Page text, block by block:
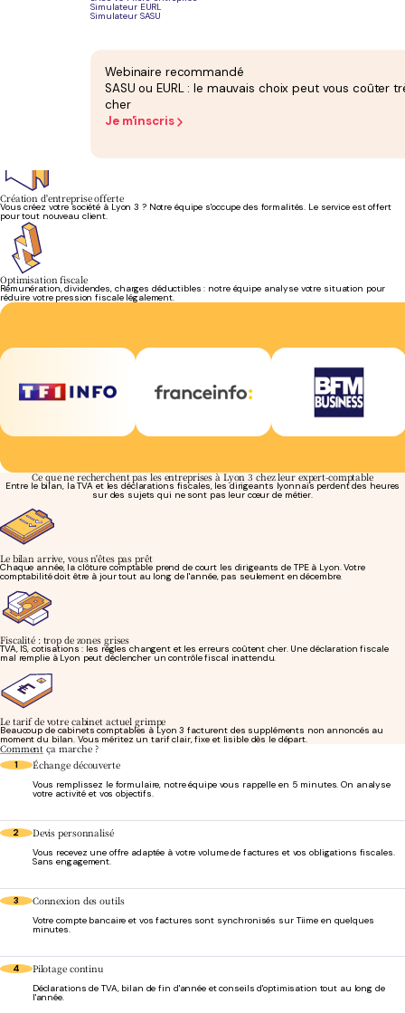
Simulateur EURL
Simulateur SASU
Webinaire recommandé
SASU ou EURL : le mauvais choix peut vous coûter
cher
Je m'inscris
Votre bilan comptable à Lyon est établi et attesté chaque année par un expert-comptable
inscrit à l'Ordre. Liasse fiscale incluse.
Vos fiches de paie sont établies chaque mois par notre équipe. Déclarations sociales, entrées
Création d'entreprise offerte
Vous créez votre société à Lyon 3 ? Notre équipe s'occupe des formalités. Le service est offert
pour tout nouveau client.
Optimisation fiscale
Rémunération, dividendes, charges déductibles : notre équipe analyse votre situation pour
réduire votre pression fiscale légalement.
Ce que ne recherchent pas les entreprises à Lyon 3 chez leur expert-comptable
Entre le bilan, la TVA et les déclarations fiscales, les dirigeants lyonnais perdent des heures
sur des sujets qui ne sont pas leur cœur de métier.
Le bilan arrive, vous n'êtes pas prêt
Chaque année, la clôture comptable prend de court les dirigeants de TPE à Lyon. Votre
comptabilité doit être à jour tout au long de l'année, pas seulement en décembre.
Fiscalité : trop de zones grises
TVA, IS, cotisations : les règles changent et les erreurs coûtent cher. Une déclaration fiscale
mal remplie à Lyon peut déclencher un contrôle fiscal inattendu.
Le tarif de votre cabinet actuel grimpe
Beaucoup de cabinets comptables à Lyon 3 facturent des suppléments non annoncés au
moment du bilan. Vous méritez un tarif clair, fixe et lisible dès le départ.
Comment ça marche ?
1 Échange découverte
Vous remplissez le formulaire, notre équipe vous rappelle en 5 minutes. On analyse
votre activité et vos objectifs.
2 Devis personnalisé
Vous recevez une offre adaptée à votre volume de factures et vos obligations fiscales.
Sans engagement.
3 Connexion des outils
Votre compte bancaire et vos factures sont synchronisés sur Tiime en quelques
minutes.
4 Pilotage continu
Déclarations de TVA, bilan de fin d'année et conseils d'optimisation tout au long de
l'année.